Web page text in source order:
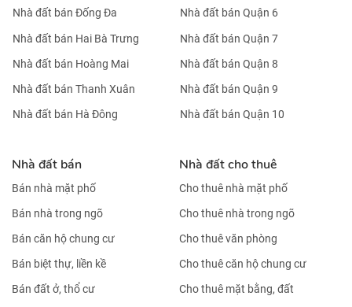
Nhà đất bán Đống Đa
Nhà đất bán Hai Bà Trưng
Nhà đất bán Hoàng Mai
Nhà đất bán Thanh Xuân
Nhà đất bán Hà Đông
Nhà đất bán Quận 6
Nhà đất bán Quận 7
Nhà đất bán Quận 8
Nhà đất bán Quận 9
Nhà đất bán Quận 10
Nhà đất bán
Bán nhà mặt phố
Bán nhà trong ngõ
Bán căn hộ chung cư
Bán biệt thự, liền kề
Bán đất ở, thổ cư
Nhà đất cho thuê
Cho thuê nhà mặt phố
Cho thuê nhà trong ngõ
Cho thuê văn phòng
Cho thuê căn hộ chung cư
Cho thuê mặt bằng, đất